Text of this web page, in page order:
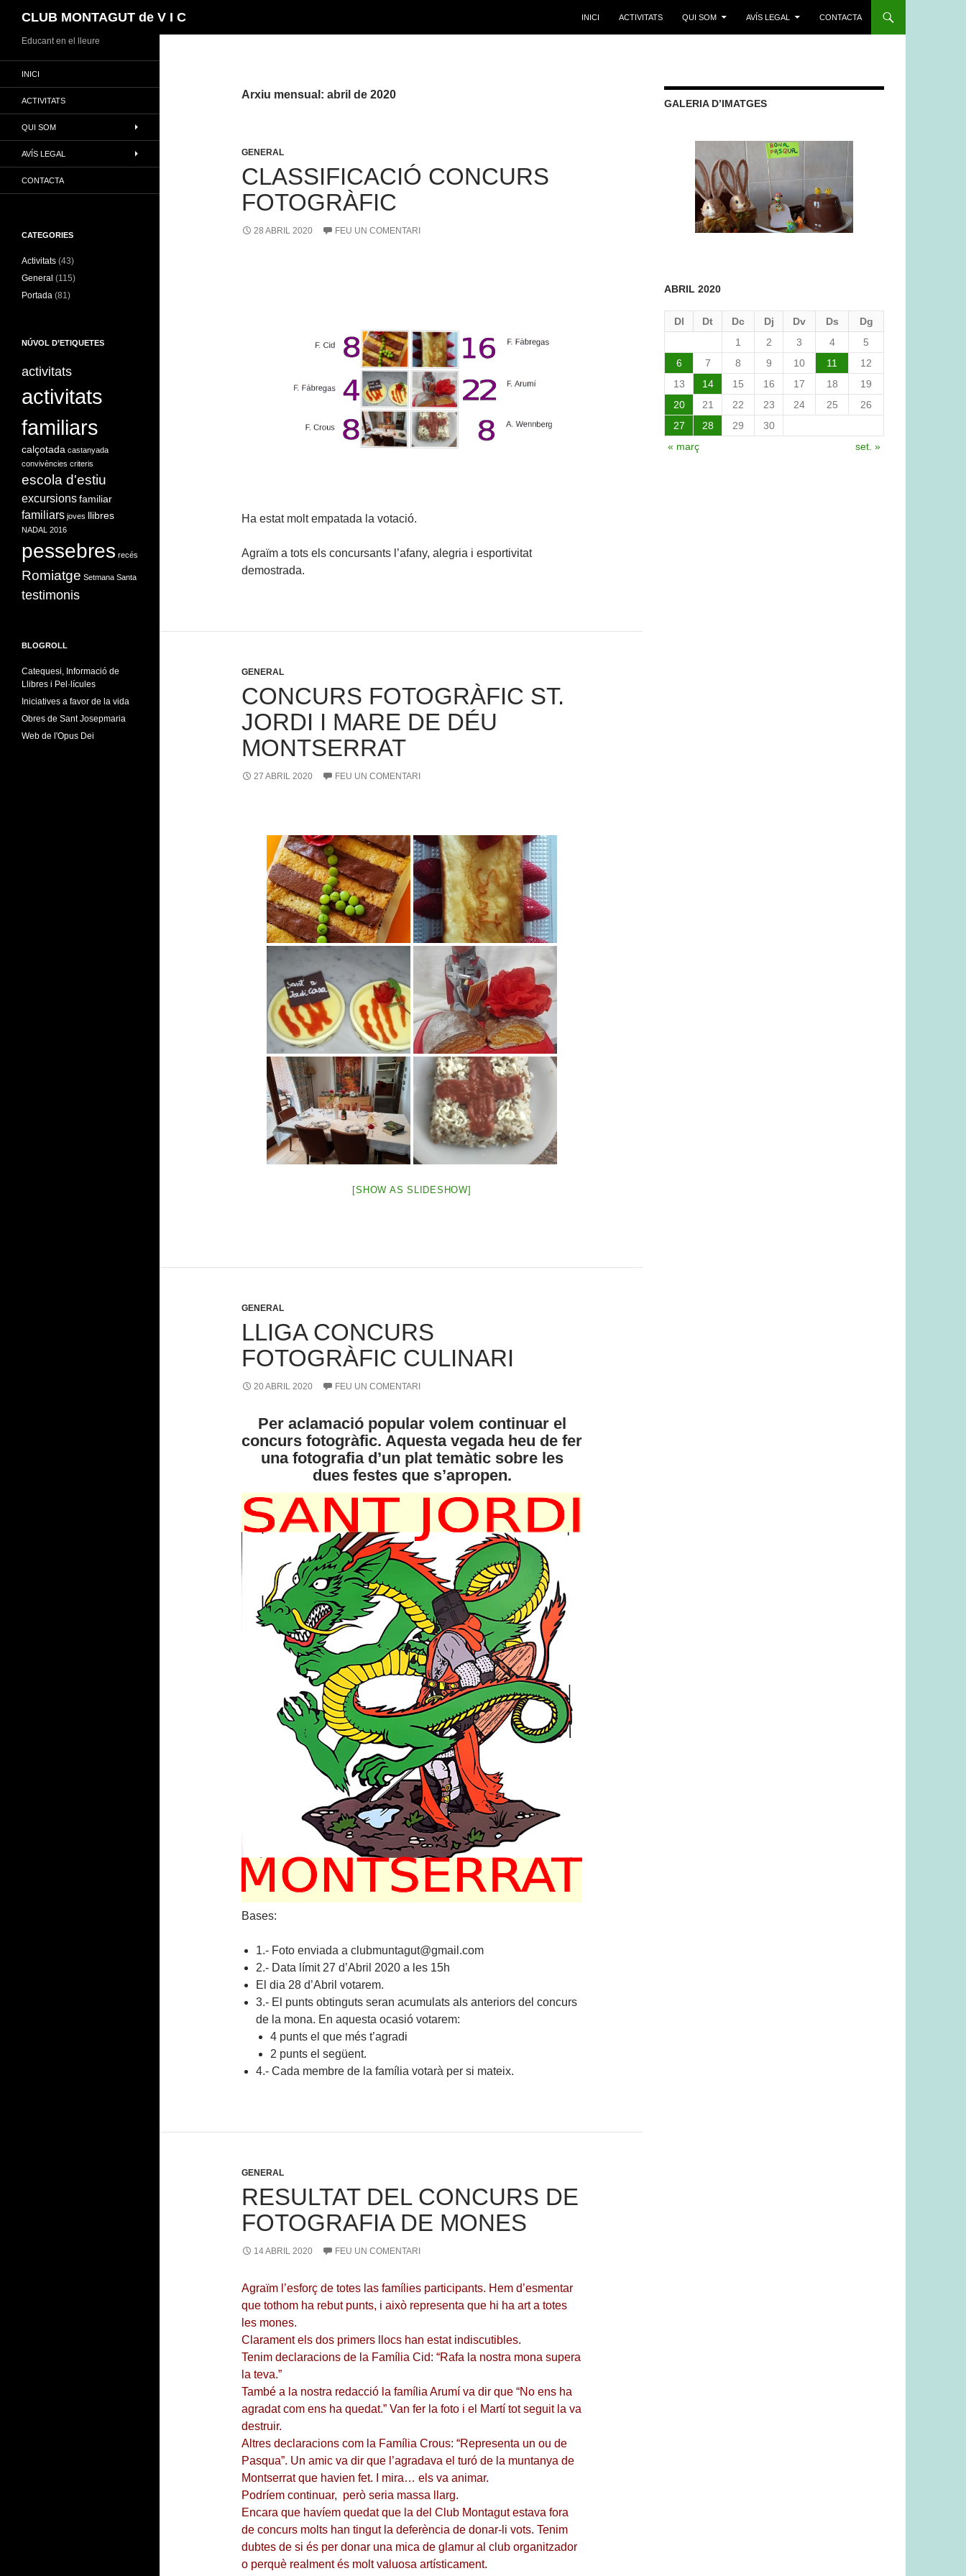
al
contingut
CLUB MONTAGUT de V I C INICI ACTIVITATS QUI SOM AVÍS LEGAL CONTACTA
Arxiu mensual: abril de 2020
GENERAL
CLASSIFICACIÓ CONCURS
FOTOGRÀFIC
28 ABRIL 2020 FEU UN COMENTARI
Ha estat molt empatada la votació.
Agraïm a tots els concursants l’afany, alegria i esportivitat
demostrada.
GENERAL
CONCURS FOTOGRÀFIC ST.
JORDI I MARE DE DÉU
MONTSERRAT
27 ABRIL 2020 FEU UN COMENTARI
[SHOW AS SLIDESHOW]
GENERAL
LLIGA CONCURS
FOTOGRÀFIC CULINARI
20 ABRIL 2020 FEU UN COMENTARI
Per aclamació popular volem continuar el
concurs fotogràfic. Aquesta vegada heu de fer
una fotografia d’un plat temàtic sobre les
dues festes que s’apropen.
Bases:
1.- Foto enviada a clubmuntagut@gmail.com
2.- Data límit 27 d’Abril 2020 a les 15h
El dia 28 d’Abril votarem.
3.- El punts obtinguts seran acumulats als anteriors del concurs
de la mona. En aquesta ocasió votarem:
4 punts el que més t’agradi
2 punts el següent.
4.- Cada membre de la família votarà per si mateix.
GENERAL
RESULTAT DEL CONCURS DE
FOTOGRAFIA DE MONES
14 ABRIL 2020 FEU UN COMENTARI
Agraïm l’esforç de totes las famílies participants. Hem d’esmentar
que tothom ha rebut punts, i això representa que hi ha art a totes
les mones.
Clarament els dos primers llocs han estat indiscutibles.
Tenim declaracions de la Família Cid: “Rafa la nostra mona supera
la teva.”
També a la nostra redacció la família Arumí va dir que “No ens ha
agradat com ens ha quedat.” Van fer la foto i el Martí tot seguit la va
destruir.
Altres declaracions com la Família Crous: “Representa un ou de
Pasqua”. Un amic va dir que l’agradava el turó de la muntanya de
Montserrat que havien fet. I mira… els va animar.
Podríem continuar, però seria massa llarg.
Encara que havíem quedat que la del Club Montagut estava fora
de concurs molts han tingut la deferència de donar-li vots. Tenim
dubtes de si és per donar una mica de glamur al club organitzador
o perquè realment és molt valuosa artísticament.
GALERIA D’IMATGES
ABRIL 2020
Dl Dt Dc Dj Dv Ds
Dg
1
2 3 4
5
6
7 8 9 10 11
12
13
14 15 16 17 18
19
20
21 22 23 24 25
26
27
28 29
30
« març
set. »
Educant en el lleure
INICI
ACTIVITATS
QUI SOM
AVÍS LEGAL
CONTACTA
CATEGORIES
Activitats (43)
General (115)
Portada (81)
NÚVOL D’ETIQUETES
activitats
activitats
familiars
calçotada castanyada
convivències criteris
escola d'estiu
excursions familiar
familiars joves llibres
NADAL 2016
pessebres recés
Romiatge Setmana Santa
testimonis
BLOGROLL
Catequesi, Informació de
Llibres i Pel·lícules
Iniciatives a favor de la vida
Obres de Sant Josepmaria
Web de l'Opus Dei